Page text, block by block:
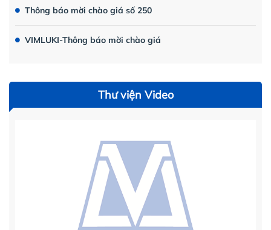
Thông báo mời chào giá số 250
VIMLUKI-Thông báo mời chào giá
Thư viện Video